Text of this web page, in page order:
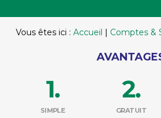
Vous êtes ici : Accueil | Comptes &
SIMPLE GRATUIT